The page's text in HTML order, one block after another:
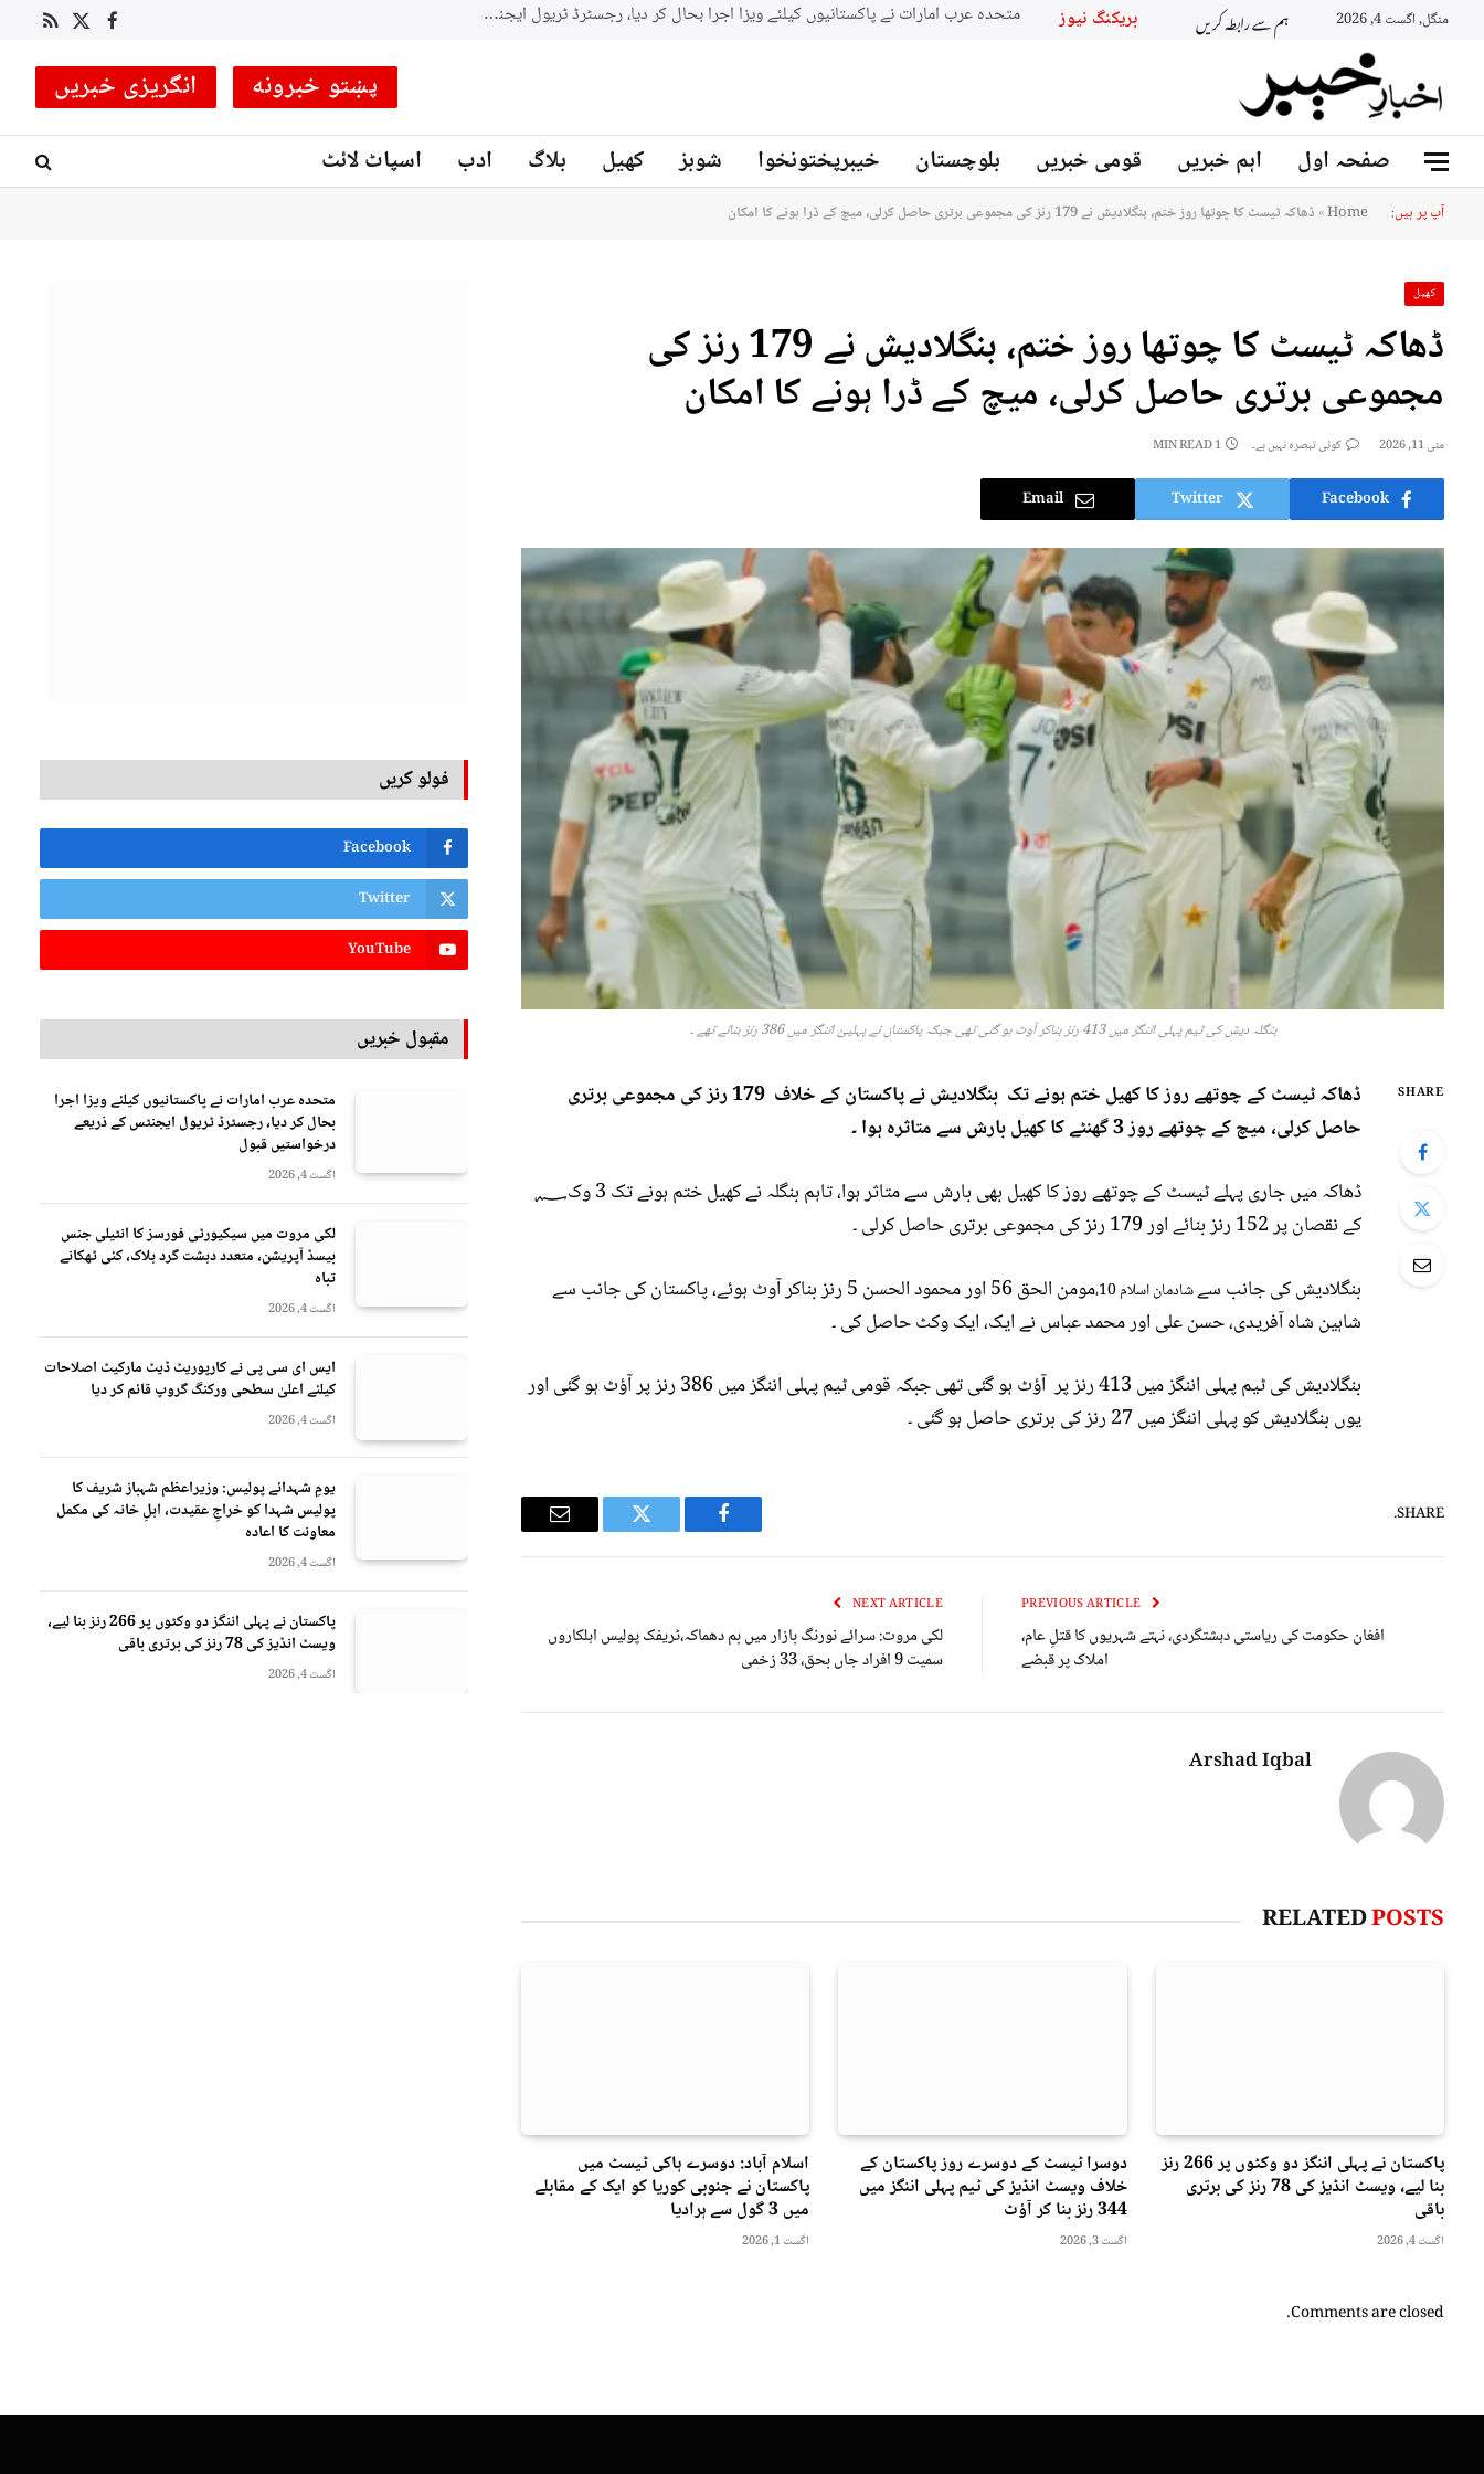
منگل, اگست 4, 2026 ہم سے رابطہ کریں بریکنگ نیوز Facebook
X
RSS
پښتو خبرونه انگریزی خبریں
صفحہ اول اہم خبریں قومی خبریں بلوچستان خیبرپختونخوا شوبز کھیل بلاگ ادب اسپاٹ لائٹ
آپ پر ہیں: Home
» ڈھاکہ ٹیسٹ کا چوتھا روز ختم، بنگلادیش نے 179 رنز کی مجموعی برتری حاصل کرلی، میچ کے ڈرا ہونے کا امکان
کھیل
ڈھاکہ ٹیسٹ کا چوتھا روز ختم، بنگلادیش نے 179 رنز کی
مجموعی برتری حاصل کرلی، میچ کے ڈرا ہونے کا امکان
مئی 11, 2026 کوئی تبصرہ نہیں ہے۔ 1 MIN READ
Facebook
Twitter
Email
بنگلہ دیش کی ٹیم پہلی اننگز میں 413 رنز بناکر آوٹ ہو گئی تھی جبکہ پاکستان نے پہلیئ اننگز میں 386 رنز بنائے تھے ۔
SHARE
ڈھاکہ ٹیسٹ کے چوتھے روز کا کھیل ختم ہونے تک بنگلادیش نے پاکستان کے خلاف 179 رنز کی مجموعی برتری
حاصل کرلی، میچ کے چوتھے روز 3 گھنٹے کا کھیل بارش سے متاثرہ ہوا ۔
ڈھاکہ میں جاری پہلے ٹیسٹ کے چوتھے روز کا کھیل بھی بارش سے متاثر ہوا، تاہم بنگلہ نے کھیل ختم ہونے تک 3 وک؁
کے نقصان پر 152 رنز بنائے اور 179 رنز کی مجموعی برتری حاصل کرلی ۔
بنگلادیش کی جانب سےشادمان اسلام 10،
مومن الحق 56 اور محمود الحسن 5 رنز بناکر آوٹ ہوئے، پاکستان کی جانب سے
شاہین شاہ آفریدی، حسن علی اور محمد عباس نے ایک، ایک وکٹ حاصل کی ۔
بنگلادیش کی ٹیم پہلی اننگز میں 413 رنز پر آؤٹ ہو گئی تھی جبکہ قومی ٹیم پہلی اننگز میں 386 رنز پر آؤٹ ہو گئی اور
یوں بنگلادیش کو پہلی اننگز میں 27 رنز کی برتری حاصل ہو گئی ۔
SHARE.
Facebook
Twitter
Email
افغان حکومت کی ریاستی دہشتگردی، نہتے شہریوں کا قتلِ عام،
املاک پر قبضے
NEXT ARTICLE
لکی مروت: سرائے نورنگ بازار میں بم دھماکہ،ٹریفک پولیس اہلکاروں
سمیت 9 افراد جاں بحق، 33 زخمی
Arshad Iqbal
RELATEDPOSTS
پاکستان نے پہلی اننگز دو وکٹوں پر 266 رنز
بنا لیے، ویسٹ انڈیز کی 78 رنز کی برتری
باقی
اگست 4, 2026
دوسرا ٹیسٹ کے دوسرے روز پاکستان کے
خلاف ویسٹ انڈیز کی ٹیم پہلی اننگز میں
344 رنز بنا کر آؤٹ
اگست 3, 2026
اسلام آباد: دوسرے ہاکی ٹیسٹ میں
پاکستان نے جنوبی کوریا کو ایک کے مقابلے
میں 3 گول سے ہرادیا
اگست 1, 2026
Comments are closed.
فولو کریں
Facebook
Twitter
YouTube
مقبول خبریں
متحدہ عرب امارات نے پاکستانیوں کیلئے ویزا اجرا
بحال کر دیا، رجسٹرڈ ٹریول ایجنٹس کے ذریعے
درخواستیں قبول
اگست 4, 2026
لکی مروت میں سیکیورٹی فورسز کا انٹیلی جنس
بیسڈ آپریشن، متعدد دہشت گرد ہلاک، کئی ٹھکانے
تباہ
اگست 4, 2026
ایس ای سی پی نے کارپوریٹ ڈیٹ مارکیٹ اصلاحات
کیلئے اعلیٰ سطحی ورکنگ گروپ قائم کر دیا
اگست 4, 2026
یومِ شہدائے پولیس: وزیراعظم شہباز شریف کا
پولیس شہدا کو خراجِ عقیدت، اہلِ خانہ کی مکمل
معاونت کا اعادہ
اگست 4, 2026
پاکستان نے پہلی اننگز دو وکٹوں پر 266 رنز بنا لیے،
ویسٹ انڈیز کی 78 رنز کی برتری باقی
اگست 4, 2026